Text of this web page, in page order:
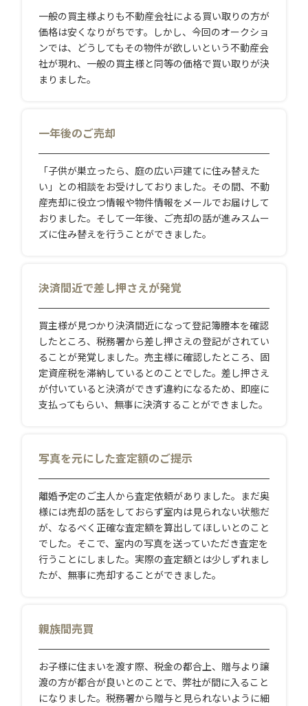
一般の買主様よりも不動産会社による買い取りの方が
価格は安くなりがちです。しかし、今回のオークショ
ンでは、どうしてもその物件が欲しいという不動産会
社が現れ、一般の買主様と同等の価格で買い取りが決
まりました。
一年後のご売却
「子供が巣立ったら、庭の広い戸建てに住み替えた
い」との相談をお受けしておりました。その間、不動
産売却に役立つ情報や物件情報をメールでお届けして
おりました。そして一年後、ご売却の話が進みスムー
ズに住み替えを行うことができました。
決済間近で差し押さえが発覚
買主様が見つかり決済間近になって登記簿謄本を確認
したところ、税務署から差し押さえの登記がされてい
ることが発覚しました。売主様に確認したところ、固
定資産税を滞納しているとのことでした。差し押さえ
が付いていると決済ができず違約になるため、即座に
支払ってもらい、無事に決済することができました。
写真を元にした査定額のご提示
離婚予定のご主人から査定依頼がありました。まだ奥
様には売却の話をしておらず室内は見られない状態だ
が、なるべく正確な査定額を算出してほしいとのこと
でした。そこで、室内の写真を送っていただき査定を
行うことにしました。実際の査定額とは少しずれまし
たが、無事に売却することができました。
親族間売買
お子様に住まいを渡す際、税金の都合上、贈与より譲
渡の方が都合が良いとのことで、弊社が間に入ること
になりました。税務署から贈与と見られないように細